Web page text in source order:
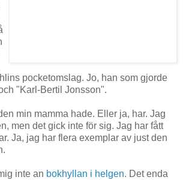
pocketomslag. Jo, han som gjorde
"Karl-Bertil Jonsson".
min mamma hade. Eller ja, har. Jag
men det gick inte för sig. Jag har fått
Ja, jag har flera exemplar av just den
inte an bokhyllan i helgen. Det enda